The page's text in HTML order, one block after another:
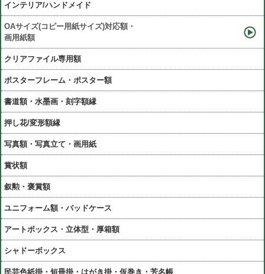
インテリア/ハンドメイド
OAサイズ(コピー用紙サイズ)対応額・
画用紙額
クリアファイル専用額
ポスターフレーム・ポスター額
書道額・水墨画・刻字額縁
押し花/変形額縁
写真額・写真立て・画用紙
賞状額
叙勲・褒賞額
ユニフォーム額・バッドケース
アートボックス・立体型・厚箱額
シャドーボックス
民芸色紙掛・短冊掛・はがき掛・仮巻き・芳名帳